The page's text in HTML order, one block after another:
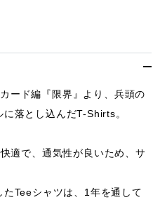
ード編『限界』より、兵頭の
落とし込んだT-Shirts。
適で、通気性が良いため、サ
Teeシャツは、1年を通して